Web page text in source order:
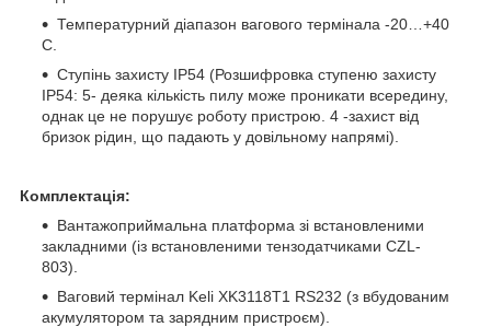
Температурний діапазон вагового термінала -20…+40
С.
Ступінь захисту IP54 (Розшифровка ступеню захисту
IP54: 5- деяка кількість пилу може проникати всередину,
однак це не порушує роботу пристрою. 4 -захист від
бризок рідин, що падають у довільному напрямі).
Комплектація:
Вантажоприймальна платформа зі встановленими
закладними (із встановленими тензодатчиками CZL-
803).
Ваговий термінал Keli XK3118Т1 RS232 (з вбудованим
акумулятором та зарядним пристроєм).